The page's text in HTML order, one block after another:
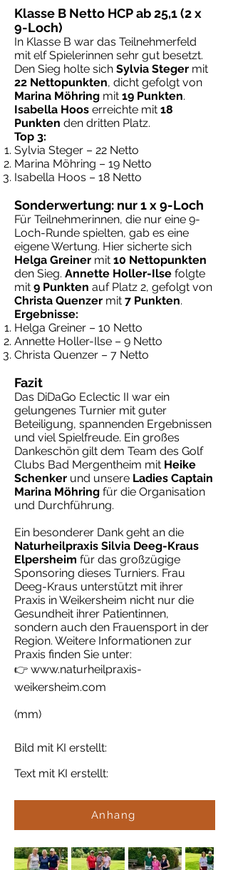
Klasse B Netto HCP ab 25,1 (2 x
9-Loch)
In Klasse B war das Teilnehmerfeld
mit elf Spielerinnen sehr gut besetzt.
Den Sieg holte sich Sylvia Steger mit
22 Nettopunkten, dicht gefolgt von
Marina Möhring mit 19 Punkten.
Isabella Hoos erreichte mit 18
Punkten den dritten Platz.
Top 3:
Sylvia Steger – 22 Netto
Marina Möhring – 19 Netto
Isabella Hoos – 18 Netto
Sonderwertung: nur 1 x 9-Loch
Für Teilnehmerinnen, die nur eine 9-
Loch-Runde spielten, gab es eine
eigene Wertung. Hier sicherte sich
Helga Greiner mit 10 Nettopunkten
den Sieg. Annette Holler-Ilse folgte
mit 9 Punkten auf Platz 2, gefolgt von
Christa Quenzer mit 7 Punkten.
Ergebnisse:
Helga Greiner – 10 Netto
Annette Holler-Ilse – 9 Netto
Christa Quenzer – 7 Netto
Fazit
Das DiDaGo Eclectic II war ein
gelungenes Turnier mit guter
Beteiligung, spannenden Ergebnissen
und viel Spielfreude. Ein großes
Dankeschön gilt dem Team des Golf
Clubs Bad Mergentheim mit Heike
Schenker und unsere Ladies Captain
Marina Möhring für die Organisation
und Durchführung.
Ein besonderer Dank geht an die
Naturheilpraxis Silvia Deeg-Kraus
Elpersheim für das großzügige
Sponsoring dieses Turniers. Frau
Deeg-Kraus unterstützt mit ihrer
Praxis in Weikersheim nicht nur die
Gesundheit ihrer Patientinnen,
sondern auch den Frauensport in der
Region. Weitere Informationen zur
Praxis finden Sie unter:
👉 www.naturheilpraxis-
weikersheim.com
(mm)
Bild mit KI erstellt:
Text mit KI erstellt:
Anhang